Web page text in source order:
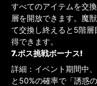
すべてのアイテムを交
層を開放できます。魔
て交換し終えると5階
得できます。
7.ボス挑戦ボーナス!
詳細：イベント期間中
と50%の確率で「誘惑